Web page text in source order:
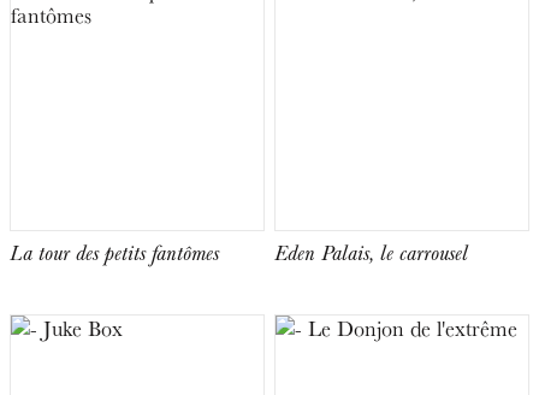
La tour des petits fantômes Eden Palais, le carrousel